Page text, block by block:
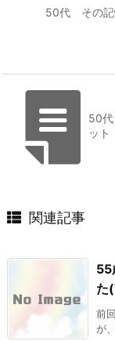
50代 その記
50
ット
関連記事
55
た
前
が